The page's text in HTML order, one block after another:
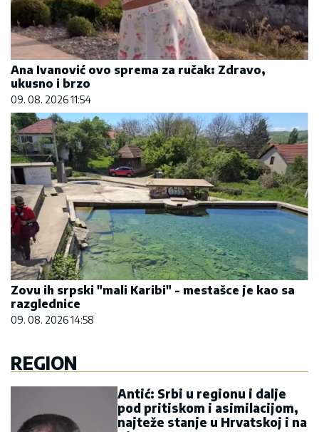
Ana Ivanović ovo sprema za ručak: Zdravo,
ukusno i brzo
09. 08. 2026 11:54
Zovu ih srpski "mali Karibi" - mestašce je kao sa
razglednice
09. 08. 2026 14:58
REGION
Antić: Srbi u regionu i dalje
pod pritiskom i asimilacijom,
najteže stanje u Hrvatskoj i na